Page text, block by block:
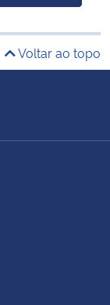
Voltar ao topo